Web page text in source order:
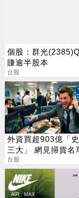
個股：群光
賺逾半股本
台股
外資買超903億「
三大」 網見掃貨名
不懂在幹嘛
台股